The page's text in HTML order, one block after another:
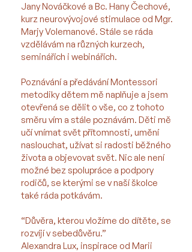
Jany Nováčkové a Bc. Hany Čechové,
kurz neurovývojové stimulace od Mgr.
Marjy Volemanové. Stále se ráda
vzdělávám na různých kurzech,
seminářích i webinářích.
Poznávání a předávání Montessori
metodiky dětem mě naplňuje a jsem
otevřená se dělit o vše, co z tohoto
směru vím a stále poznávám. Děti mě
učí vnímat svět přítomnosti, umění
naslouchat, užívat si radosti běžného
života a objevovat svět. Nic ale není
možné bez spolupráce a podpory
rodičů, se kterými se v naší školce
také ráda potkávám.
“Důvěra, kterou vložíme do dítěte, se
rozvíjí v sebedůvěru.”
Alexandra Lux, inspirace od Marii